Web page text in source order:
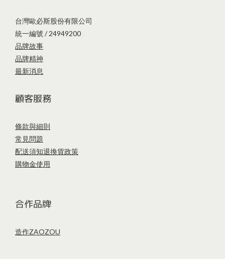
台灣歐必斯股份有限公司
統一編號 / 24949200
品牌故事
品牌精神
最新消息
顧客服務
條款與細則
常見問題
配送須知退換貨政策
購物金使用
合作品牌
造作ZAOZOU